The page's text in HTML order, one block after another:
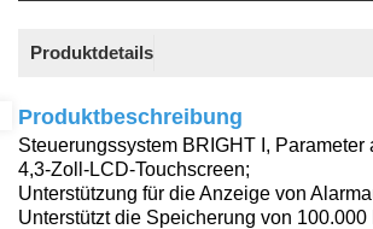
Produktdetails
Produktbeschreibung
Steuerungssystem BRIGHT I, Parameter
4,3-Zoll-LCD-Touchscreen;
Unterstützung für die Anzeige von
Unterstützt die Speicherung von